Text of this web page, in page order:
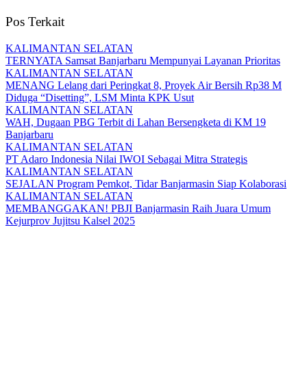
Pos Terkait
KALIMANTAN SELATAN
TERNYATA Samsat Banjarbaru Mempunyai Layanan Prioritas
KALIMANTAN SELATAN
MENANG Lelang dari Peringkat 8, Proyek Air Bersih Rp38 M
Diduga “Disetting”, LSM Minta KPK Usut
KALIMANTAN SELATAN
WAH, Dugaan PBG Terbit di Lahan Bersengketa di KM 19
Banjarbaru
KALIMANTAN SELATAN
PT Adaro Indonesia Nilai IWOI Sebagai Mitra Strategis
KALIMANTAN SELATAN
SEJALAN Program Pemkot, Tidar Banjarmasin Siap Kolaborasi
KALIMANTAN SELATAN
MEMBANGGAKAN! PBJI Banjarmasin Raih Juara Umum
Kejurprov Jujitsu Kalsel 2025